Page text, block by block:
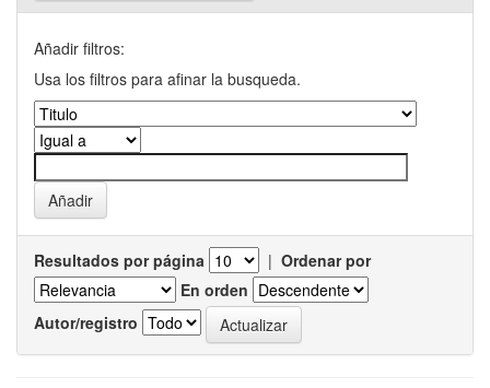
Añadir filtros:
Usa los filtros para afinar la busqueda.
Resultados por página | Ordenar por
En orden
Autor/registro